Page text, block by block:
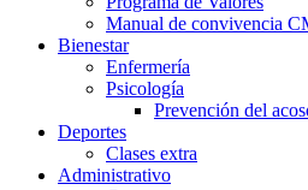
Manual de convivencia
Bienestar
Enfermería
Psicología
Prevención del
Deportes
Clases extra
Administrativo